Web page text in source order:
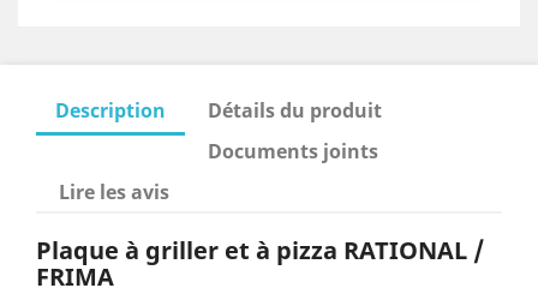
Description
Détails du produit
Documents joints
Lire les avis
Plaque à griller et à pizza RATIONAL /
FRIMA